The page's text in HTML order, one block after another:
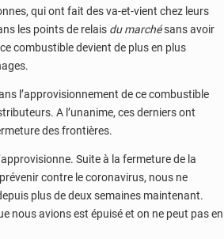
qui ont fait des va-et-vient chez leurs
les points de relais du marchésans avoir
combustible devient de plus en plus
l’approvisionnement de ce combustible
A l’unanime, ces derniers ont
des frontières.
Suite à la fermeture de la
contre le coronavirus, nous ne
plus de deux semaines maintenant.
nous avions est épuisé et on ne peut pas en